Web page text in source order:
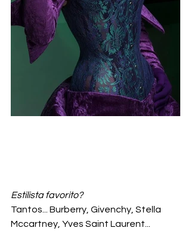
Estilista favorito?
Tantos... Burberry, Givenchy, Stella
Mccartney, Yves Saint Laurent...